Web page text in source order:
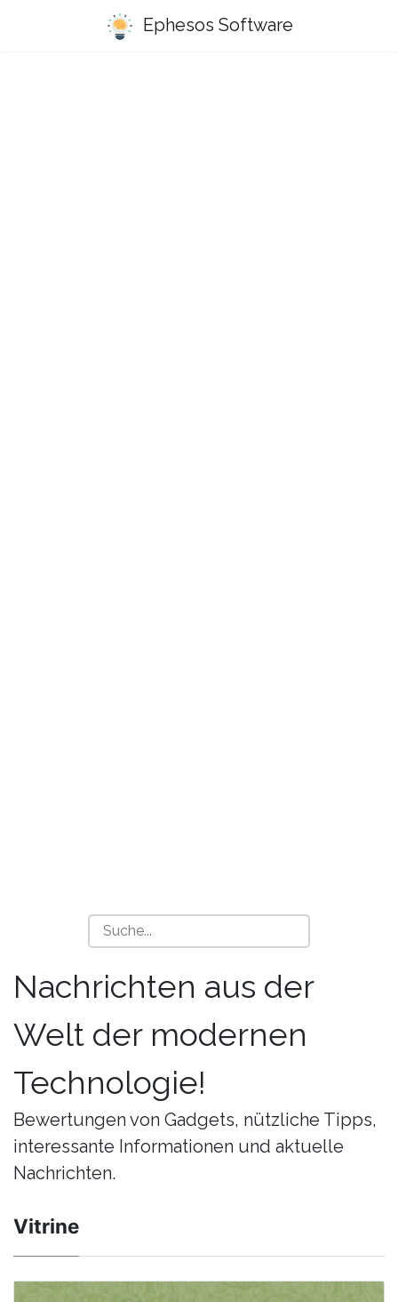
Ephesos Software
Nachrichten aus der
Welt der modernen
Technologie!
Bewertungen von Gadgets, nützliche Tipps,
interessante Informationen und aktuelle
Nachrichten.
Vitrine